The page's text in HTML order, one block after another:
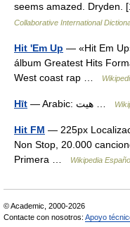
seems amazed.
Collaborative International
Hit 'Em Up — «Hit Em
álbum Greatest Hits
West coast rap …
Hīt
Hit FM — 225px
Non Stop, 20.000
Primera …
Wikipedia
© Academic, 2000-2026
Contacte con nosotros: Apoyo